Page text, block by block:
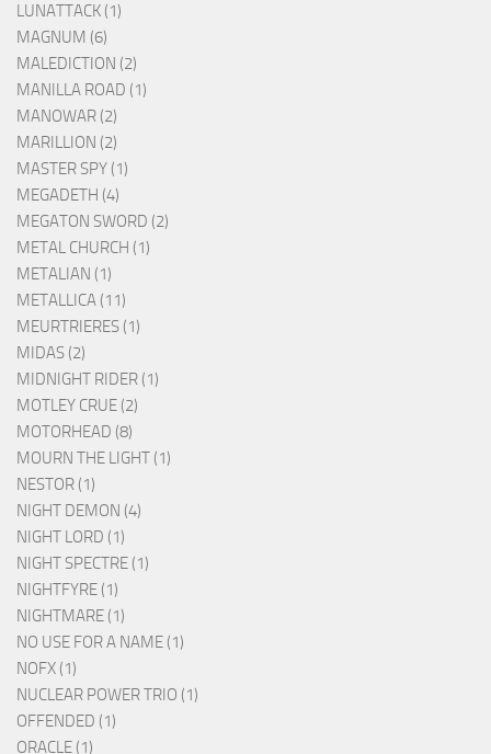
LUNATTACK (1)
MAGNUM (6)
MALEDICTION (2)
MANILLA ROAD (1)
MANOWAR (2)
MARILLION (2)
MASTER SPY (1)
MEGADETH (4)
MEGATON SWORD (2)
METAL CHURCH (1)
METALIAN (1)
METALLICA (11)
MEURTRIERES (1)
MIDAS (2)
MIDNIGHT RIDER (1)
MOTLEY CRUE (2)
MOTORHEAD (8)
MOURN THE LIGHT (1)
NESTOR (1)
NIGHT DEMON (4)
NIGHT LORD (1)
NIGHT SPECTRE (1)
NIGHTFYRE (1)
NIGHTMARE (1)
NO USE FOR A NAME (1)
NOFX (1)
NUCLEAR POWER TRIO (1)
OFFENDED (1)
ORACLE (1)